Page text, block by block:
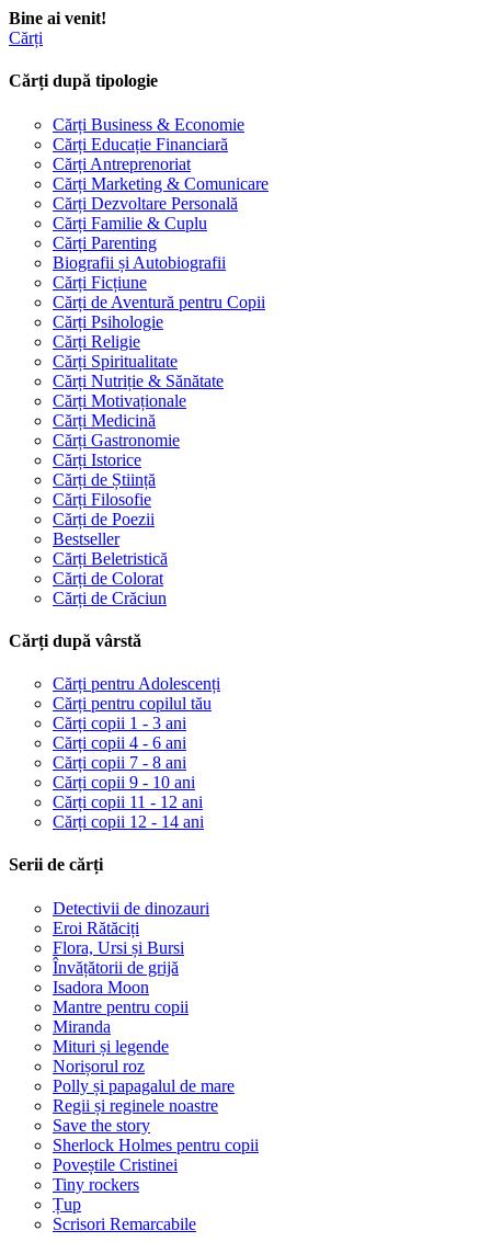
Bine ai venit!
Cărți
Cărți după tipologie
Cărți Business & Economie
Cărți Educație Financiară
Cărți Antreprenoriat
Cărți Marketing & Comunicare
Cărți Dezvoltare Personală
Cărți Familie & Cuplu
Cărți Parenting
Biografii și Autobiografii
Cărți Ficțiune
Cărți de Aventură pentru Copii
Cărți Psihologie
Cărți Religie
Cărți Spiritualitate
Cărți Nutriție & Sănătate
Cărți Motivaționale
Cărți Medicină
Cărți Gastronomie
Cărți Istorice
Cărți de Știință
Cărți Filosofie
Cărți de Poezii
Bestseller
Cărți Beletristică
Cărți de Colorat
Cărți de Crăciun
Cărți după vârstă
Cărți pentru Adolescenți
Cărți pentru copilul tău
Cărți copii 1 - 3 ani
Cărți copii 4 - 6 ani
Cărți copii 7 - 8 ani
Cărți copii 9 - 10 ani
Cărți copii 11 - 12 ani
Cărți copii 12 - 14 ani
Serii de cărți
Detectivii de dinozauri
Eroi Rătăciți
Flora, Ursi și Bursi
Învățătorii de grijă
Isadora Moon
Mantre pentru copii
Miranda
Mituri și legende
Norișorul roz
Polly și papagalul de mare
Regii și reginele noastre
Save the story
Sherlock Holmes pentru copii
Poveștile Cristinei
Tiny rockers
Țup
Scrisori Remarcabile